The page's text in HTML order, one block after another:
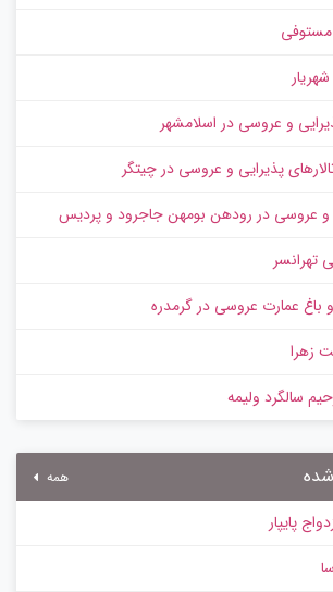
مستوفی
و عروسی در اسلامشهر
پذیرایی و عروسی در چیتگر
و عروسی در رودهن بومهن جاجرود و پردیس
تهرانسر
و باغ عمارت عروسی در گرمدره
زهرا
سالگرد ولیمه
همه
پایپار